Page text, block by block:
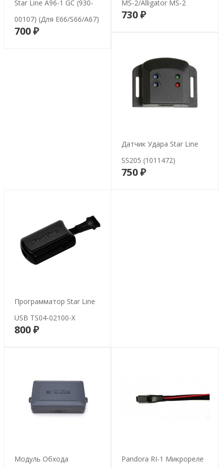
Star Line A96-1 GC (930-
00107) (для E66/S66/A67)
700 ₽В корзину
MS-2/Alligator MS-2
730 ₽В корзину
Датчик Удара Star Line
SS205 (1011472)
750 ₽В корзину
Программатор Star Line
USB TS04-02100-X
800 ₽В корзину
Модуль Обхода Pandora RI-1 Микрореле